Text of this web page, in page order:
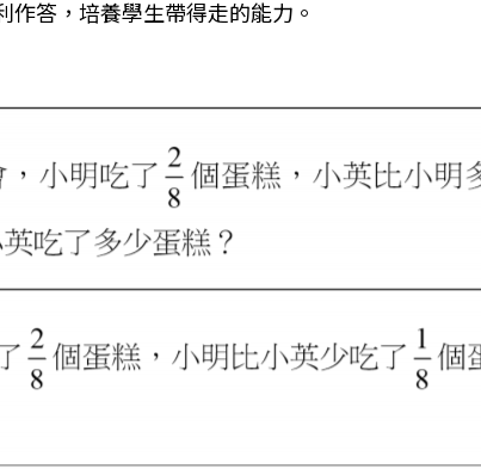
答，培養學生帶得走的能力。